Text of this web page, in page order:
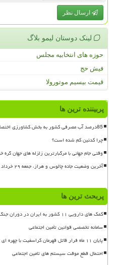
ارسال نظر
لینک دوستان لیمو بلاگ
حوزه های انتخابیه مجلس
فیش حج
قیمت بیسیم موتورولا
پربیننده ترین ها
85درصد آب مصرفی کشور به بخش کشاورزی اختصاص دارد، آن هم با قیمت خیلی پایین
چرا کدئین کم شده است؟
وقتی جام جهانی با مرگبارترین زلزله های جهان
آخرین وضعیت جاده چالوس و هراز، جمعه ۲۹ خرداد
پربحث ترین ها
کمک های دارویی ۱۱ کشور به ایران در دوران جنگ
سامانه تخصصی قوانین تأمین اجتماعی
پایان ۱۱ ماه فرار قاتل قهرمان کراسفیت با چهره ای تغییرکرده دستگیر شد
احتمال قطع موقت سیستم های تامین اجتماعی